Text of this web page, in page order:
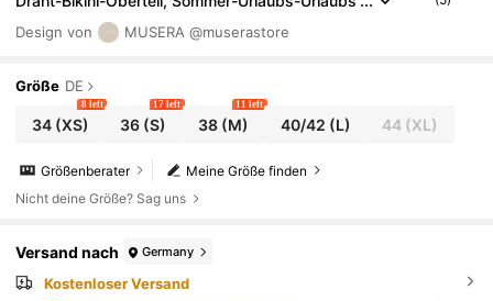
-Sexy-Elegant Y2K-Strand-Beachclub-Ibiza-Fe
eling
Design von MUSERA @muserastore
Größe DE
34(XS)
8 left
36 (S)
17 left
38(M)
11 left
40/42 (L) 44 (XL)
Meine Größe finden
Größenberater
Nicht deine Größe? Sag uns
Versand nach Germany
Kostenloser Versand